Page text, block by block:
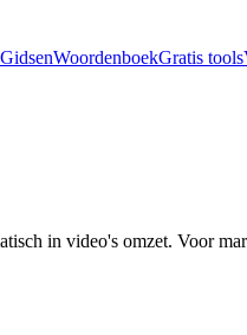
GidsenWoordenboekGratis tools
in video's omzet. Voor